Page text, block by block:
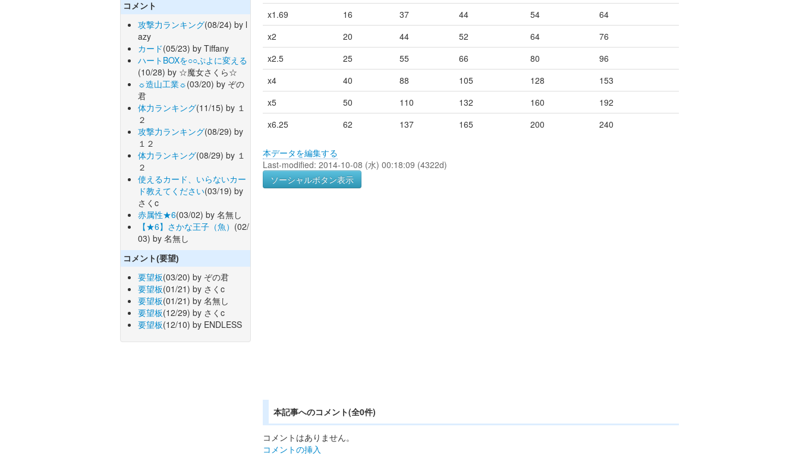
コメント
攻撃力ランキング(08/24) by l
azy
カード(05/23) by Tiffany
ハートBOXを○○ぷよに変える
(10/28) by ☆魔女さくら☆
☼造山工業☼(03/20) by ぞの
君
体力ランキング(11/15) by １
２
攻撃力ランキング(08/29) by
１２
体力ランキング(08/29) by １
２
使えるカード、いらないカー
ド教えてください(03/19) by
さくc
赤属性★6(03/02) by 名無し
【★6】さかな王子（魚） (02/
03) by 名無し
コメント(要望)
要望板(03/20) by ぞの君
要望板(01/21) by さくc
要望板(01/21) by 名無し
要望板(12/29) by さくc
要望板(12/10) by ENDLESS
x1.69
16 37 44 54
64
x2
20 44 52 64
76
x2.5
25 55 66 80
96
x4
40 88 105 128
153
x5
50 110 132 160
192
x6.25
62 137 165 200 240
本データを編集する
Last-modified: 2014-10-08 (水) 00:18:09 (4322d)
ソーシャルボタン表示
本記事へのコメント(全0件)
コメントはありません。
コメントの挿入